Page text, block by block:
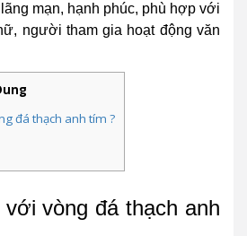
mạn, hạnh phúc, phù hợp với
người tham gia hoạt động văn
đá thạch anh tím ?
vòng đá thạch anh